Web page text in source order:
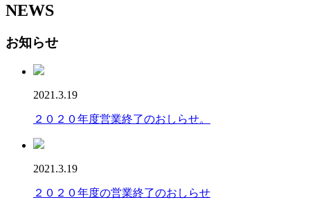
NEWS
お知らせ
2021.3.19
２０２０年度営業終了のおしらせ。
2021.3.19
２０２０年度の営業終了のおしらせ